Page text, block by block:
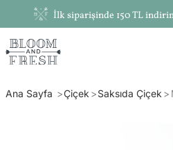
İlk siparişinde 150 TL
Ana Sayfa Çiçek Saksıda Çiçek